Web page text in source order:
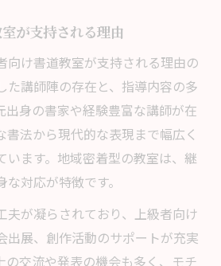
室で学ぶ毛筆表現の奥深さ
伸ばすための書道教室活用術
教室で両方学べるのが魅力
作品に活かせる技法を身につけ
が支持される理由
向け書道教室が支持される理由の
た講師陣の存在と、指導内容の多
出身の書家や経験豊富な講師が在
書法から現代的な表現まで幅広く
います。地域密着型の教室は、継
対応が特徴です。
夫が凝らされており、上級者向け
出展、創作活動のサポートが充実
の交流や発表の機会も多く、モチ